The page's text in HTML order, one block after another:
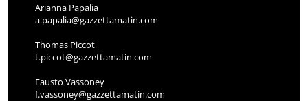
Arianna Papalia
a.papalia@gazzettamatin.com
Thomas Piccot
t.piccot@gazzettamatin.com
Fausto Vassoney
f.vassoney@gazzettamatin.com